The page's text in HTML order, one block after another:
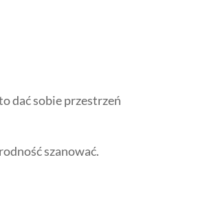
dać sobie przestrzeń
szanować.